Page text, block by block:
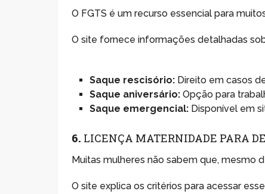
O FGTS é um recurso essencial para
O site fornece informações detalhadas
Saque rescisório: Direito em casos
Saque aniversário: Opção para
Saque emergencial: Disponível em
6. LICENÇA MATERNIDADE PARA
Muitas mulheres não sabem que, mesmo
O site explica os critérios para acessar